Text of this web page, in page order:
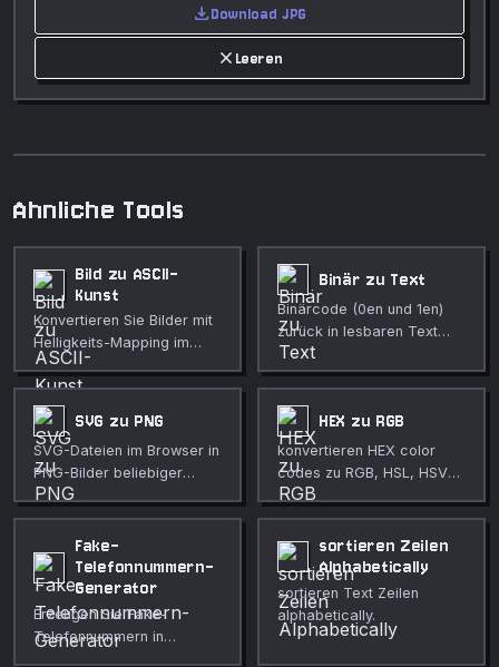
downloadDownload JPG
close Leeren
Ahnliche Tools
Bild zu ASCII-
Kunst
Konvertieren Sie Bilder mit
Helligkeits-Mapping im
Browser in ASCII-Kunst.
Binär zu Text
Binärcode (0en und 1en)
zurück in lesbaren Text
konvertieren.
SVG zu PNG
SVG-Dateien im Browser in
PNG-Bilder beliebiger
Größe umwandeln.
HEX zu RGB
konvertieren HEX color
codes zu RGB, HSL, HSV
values mit a live color
preview.
Fake-
Telefonnummern-
Generator
Erzeugen Sie Fake-
Telefonnummern in
sortieren Zeilen
Alphabetically
sortieren Text Zeilen
alphabetically.